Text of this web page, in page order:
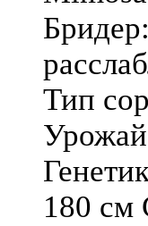
Тип
180 см